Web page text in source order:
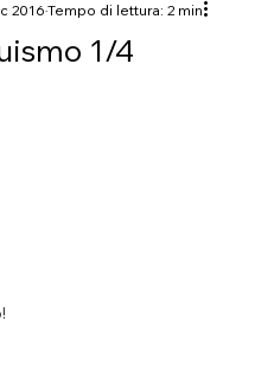
1/4
2016Tempo di lettura: 2 min